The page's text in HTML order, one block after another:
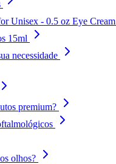
Unisex - 0.5 oz Eye Cream
15ml
necessidade
premium?
olhos?